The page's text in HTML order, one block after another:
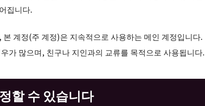
집니다.
계정(주 계정)은 지속적으로 사용하는 메인 계정입니다.
가 많으며, 친구나 지인과의 교류를 목적으로 사용됩니다.
할 수 있습니다